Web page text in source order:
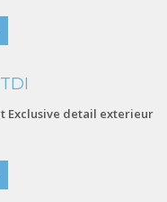
Exclusive detail exterieur